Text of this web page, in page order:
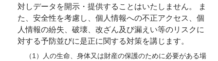
対しデータを開示・提供することはいたしません。 ま
た、安全性を考慮し、個人情報への不正アクセス、個
人情報の紛失、破壊、改ざん及び漏えい等のリスクに
対する予防並びに是正に関する対策を講じます。
（1）人の生命、身体又は財産の保護のために必要がある場